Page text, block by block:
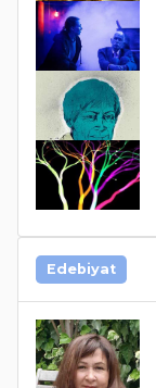
Edebiyat